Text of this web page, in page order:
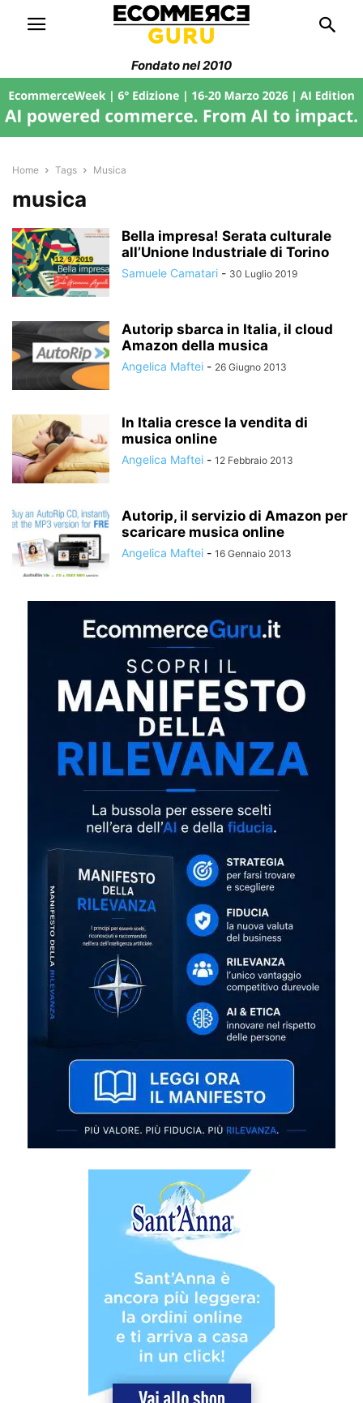
Fondato nel 2010
Home Tags Musica
musica
Bella impresa! Serata culturale
all’Unione Industriale di Torino
Samuele Camatari - 30 Luglio 2019
Autorip sbarca in Italia, il cloud
Amazon della musica
Angelica Maftei - 26 Giugno 2013
In Italia cresce la vendita di
musica online
Angelica Maftei - 12 Febbraio 2013
Autorip, il servizio di Amazon per
scaricare musica online
Angelica Maftei - 16 Gennaio 2013